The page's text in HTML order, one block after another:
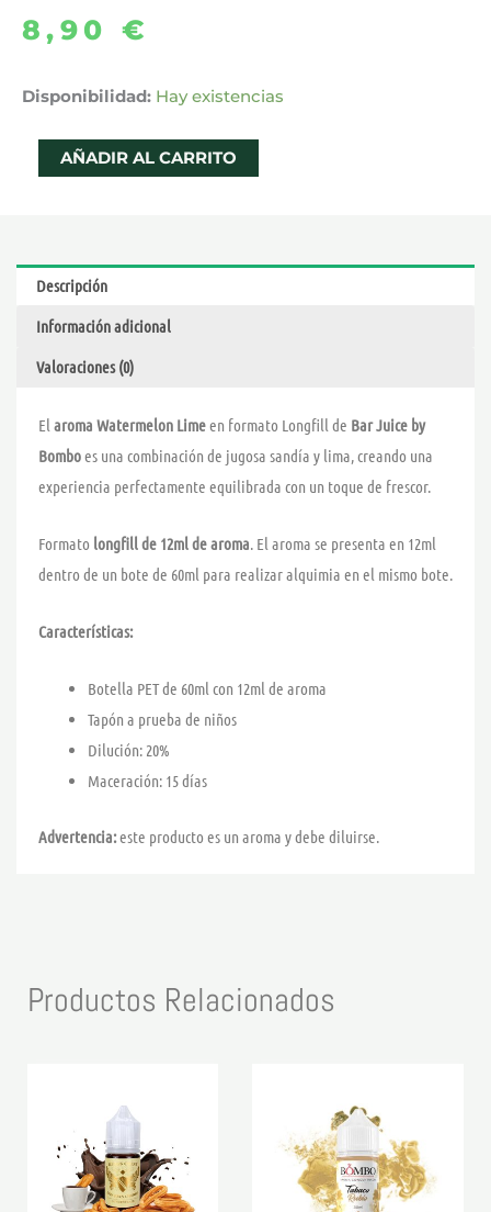
8,90 €
Disponibilidad: Hay existencias
AROMA
LIME
–
BAR
JUICE
AÑADIR AL CARRITO
Descripción
Información adicional
Valoraciones (0)
El aroma Watermelon Limeen formato Longfill de Bar Juice by
Bomboes una combinación de jugosa sandía y lima, creando una
experiencia perfectamente equilibrada con un toque de frescor.
Formato longfill de 12ml de aroma. El aroma se presenta en 12ml
dentro de un bote de 60ml para realizar alquimia en el mismo bote.
Características:
Botella PET de 60ml con 12ml de aroma
Tapón a prueba de niños
Dilución: 20%
Maceración: 15 días
Advertencia:este producto es un aroma y debe diluirse.
Productos Relacionados